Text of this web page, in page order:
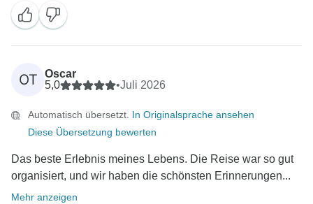
Höhepunkte, und es ist toll zu hören, dass Sie jede
Minute dieses Erlebnisses genossen haben.
Nochmals vielen Dank, dass Sie Ihre Erfahrungen mit
uns geteilt haben!
Mit freundlichen Grüßen,
OT
Oscar
5,0
•Juli 2026
Automatisch übersetzt. In Originalsprache ansehen
Diese Übersetzung bewerten
Das beste Erlebnis meines Lebens. Die Reise war so gut
organisiert, und wir haben die schönsten Erinnerungen...
Mehr anzeigen